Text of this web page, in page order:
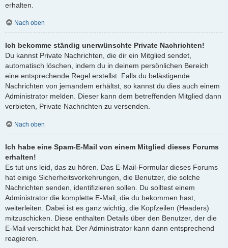
erhalten.
Nach oben
Ich bekomme ständig unerwünschte Private Nachrichten!
Du kannst Private Nachrichten, die dir ein Mitglied sendet,
automatisch löschen, indem du in deinem persönlichen Bereich
eine entsprechende Regel erstellst. Falls du belästigende
Nachrichten von jemandem erhältst, so kannst du dies auch einem
Administrator melden. Dieser kann dem betreffenden Mitglied dann
verbieten, Private Nachrichten zu versenden.
Nach oben
Ich habe eine Spam-E-Mail von einem Mitglied dieses Forums
erhalten!
Es tut uns leid, das zu hören. Das E-Mail-Formular dieses Forums
hat einige Sicherheitsvorkehrungen, die Benutzer, die solche
Nachrichten senden, identifizieren sollen. Du solltest einem
Administrator die komplette E-Mail, die du bekommen hast,
weiterleiten. Dabei ist es ganz wichtig, die Kopfzeilen (Headers)
mitzuschicken. Diese enthalten Details über den Benutzer, der die
E-Mail verschickt hat. Der Administrator kann dann entsprechend
reagieren.